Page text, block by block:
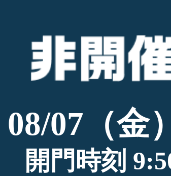
08/07（金）
開門時刻